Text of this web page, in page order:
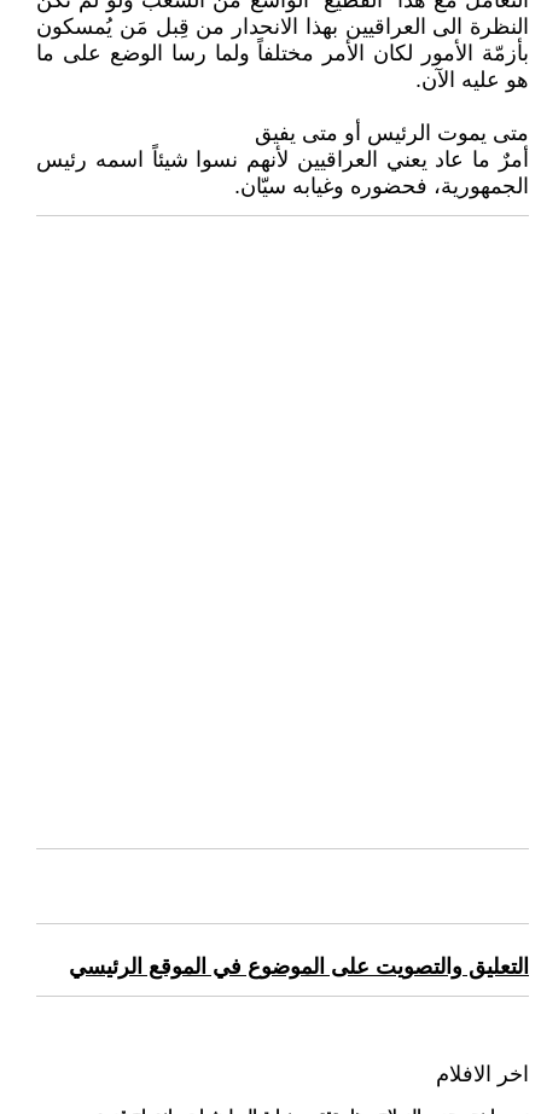
النظرة الى العراقيين بهذا الانحدار من قِبل مَن يُمسكون
بأزمّة الأمور لكان الأمر مختلفاً ولما رسا الوضع على ما
هو عليه الآن.
متى يموت الرئيس أو متى يفيق
أمرٌ ما عاد يعني العراقيين لأنهم نسوا شيئاً اسمه رئيس
الجمهورية، فحضوره وغيابه سيّان.
التعليق والتصويت على الموضوع في الموقع الرئيسي
اخر الافلام